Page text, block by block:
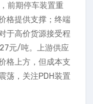
前期停车装置重
格提供支撑；终端
于高价货源接受程
元/吨。上游供应
格上方，但成本支
荡，关注PDH装置